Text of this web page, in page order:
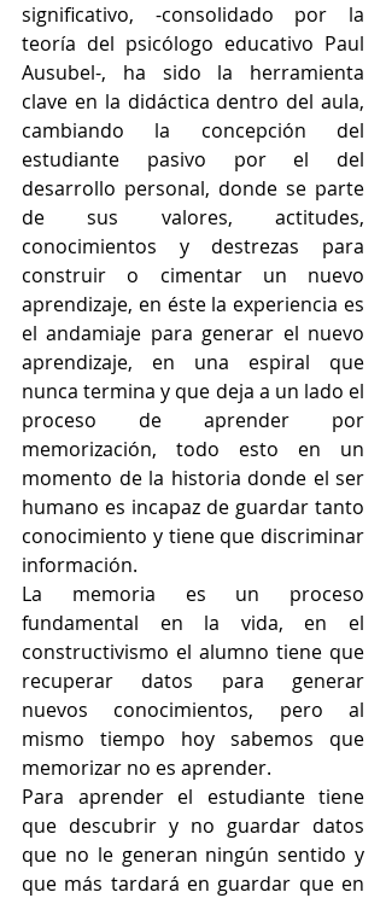
significativo, -consolidado por la
teoría del psicólogo educativo Paul
Ausubel-, ha sido la herramienta
clave en la didáctica dentro del aula,
cambiando la concepción del
estudiante pasivo por el del
desarrollo personal, donde se parte
de sus valores, actitudes,
conocimientos y destrezas para
construir o cimentar un nuevo
aprendizaje, en éste la experiencia es
el andamiaje para generar el nuevo
aprendizaje, en una espiral que
nunca termina y que deja a un lado el
proceso de aprender por
memorización, todo esto en un
momento de la historia donde el ser
humano es incapaz de guardar tanto
conocimiento y tiene que discriminar
información.
La memoria es un proceso
fundamental en la vida, en el
constructivismo el alumno tiene que
recuperar datos para generar
nuevos conocimientos, pero al
mismo tiempo hoy sabemos que
memorizar no es aprender.
Para aprender el estudiante tiene
que descubrir y no guardar datos
que no le generan ningún sentido y
que más tardará en guardar que en